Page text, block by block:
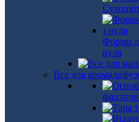
Форми
нуля
Все для